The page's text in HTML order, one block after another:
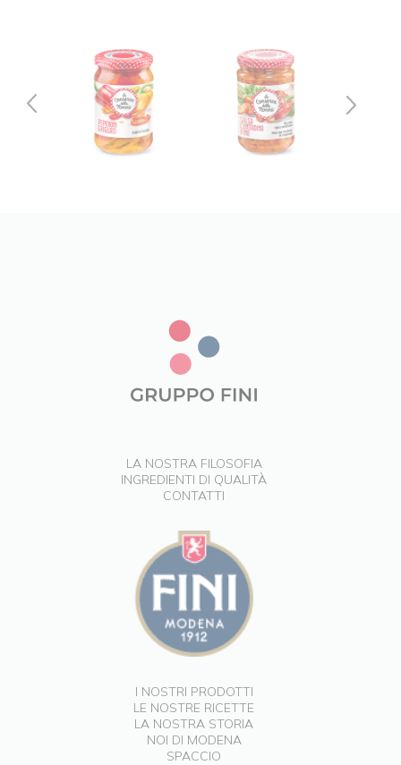
LA NOSTRA FILOSOFIA
INGREDIENTI DI QUALITÀ
CONTATTI
I NOSTRI PRODOTTI
LE NOSTRE RICETTE
LA NOSTRA STORIA
NOI DI MODENA
SPACCIO